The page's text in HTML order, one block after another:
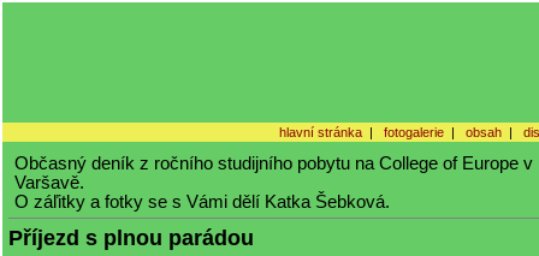
hlavní stránka| fotogalerie| obsah|
Občasný deník z ročního studijního pobytu na College of Europe v
Varšavě.
O záľitky a fotky se s Vámi dělí Katka Šebková.
Příjezd s plnou parádou